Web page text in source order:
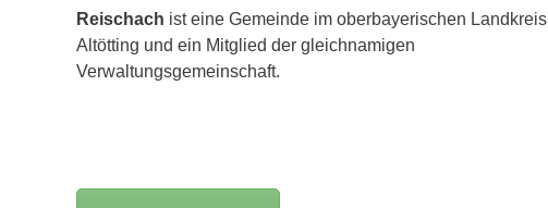
Reischach ist eine Gemeinde im oberbayerischen Landkreis
Altötting und ein Mitglied der gleichnamigen
Verwaltungsgemeinschaft.